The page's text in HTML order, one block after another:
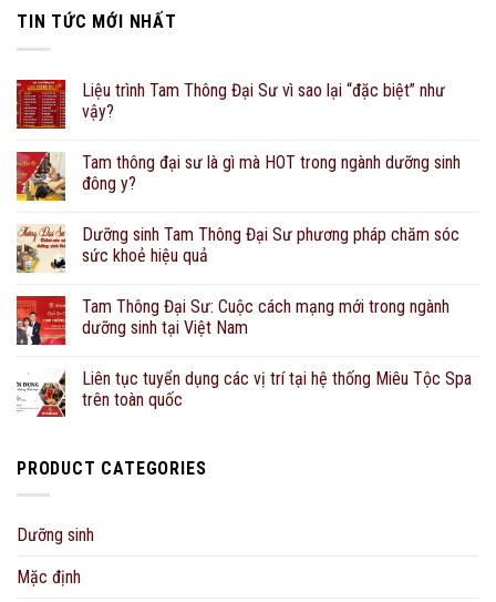
TIN TỨC MỚI NHẤT
Liệu trình Tam Thông Đại Sư vì sao lại “đặc biệt” như
vậy?
Tam thông đại sư là gì mà HOT trong ngành dưỡng sinh
đông y?
Dưỡng sinh Tam Thông Đại Sư phương pháp chăm sóc
sức khoẻ hiệu quả
Tam Thông Đại Sư: Cuộc cách mạng mới trong ngành
dưỡng sinh tại Việt Nam
Liên tục tuyển dụng các vị trí tại hệ thống Miêu Tộc Spa
trên toàn quốc
PRODUCT CATEGORIES
Dưỡng sinh
Mặc định